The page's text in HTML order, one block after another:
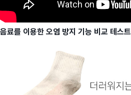
음료를 이용한 오염 방지 기능 비교 테스트